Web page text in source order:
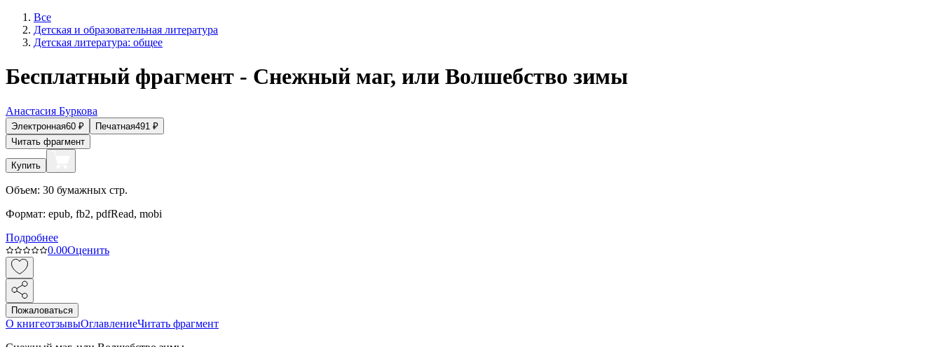
Все
Детская и образовательная литература
Детская литература: общее
Бесплатный фрагмент - Снежный маг, или Волшебство зимы
Анастасия Буркова
Электронная60 ₽ Печатная491 ₽
Читать фрагмент
Купить
Объем: 30 бумажных стр.
Формат: epub, fb2, pdfRead, mobi
Подробнее
0.00Оценить
Пожаловаться
О книгеотзывыОглавлениеЧитать фрагмент